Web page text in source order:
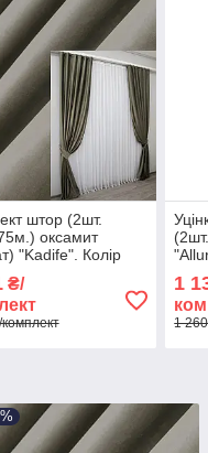
штор (2шт.
оксамит
"Kadife". Колір
₴/
263
1
1